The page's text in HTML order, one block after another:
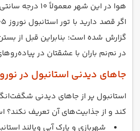
هوا در این شهر معمولاً 10 درجه سانتی‌گر‌اد است. نم‌نم باران بهاری در استانبول به زیبایی و جذابیت سفر شما کمک شایانی می‌کند و دمای هوا آنقدر گرم نیست که لباس‌های خنک با خود ببرید.
گزارش شده است؛ بنابراین قبل از
در نم‌نم باران با عشقتان در
جاهای دیدنی استانبول در نوروز
استانبول پر از جاهای دیدنی
کند و از جذابیت‌های آن تعریف نکند؟
شهربازی و پارک آبی ویالند